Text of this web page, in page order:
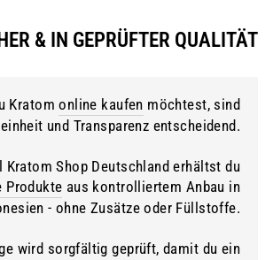
& IN GEPRÜFTER QUALITÄT
Kratomonline kaufen möchtest, sind
und Transparenz entscheidend.
Kratom Shop Deutschland erhältst du
Produkte aus kontrolliertem Anbau in
- ohne Zusätze oder Füllstoffe.
wird sorgfältig geprüft, damit du ein